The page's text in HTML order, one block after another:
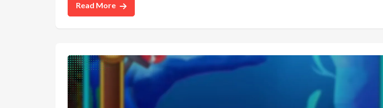
Read More